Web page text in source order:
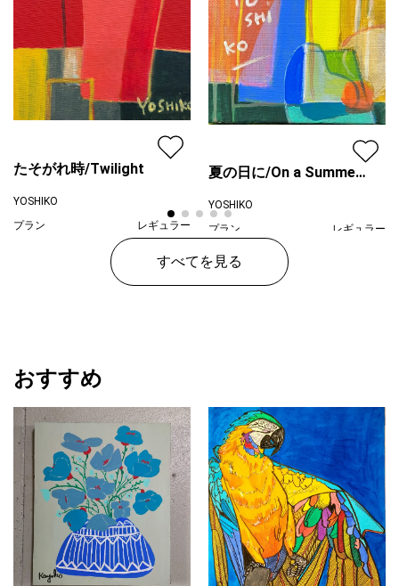
たそがれ時/Twilight
YOSHIKO
プラン
レギュラー
¥ 15,000
夏の日に/On a Summer
YOSHIKO
プラン
レギュラー
すべてを見る
おすすめ